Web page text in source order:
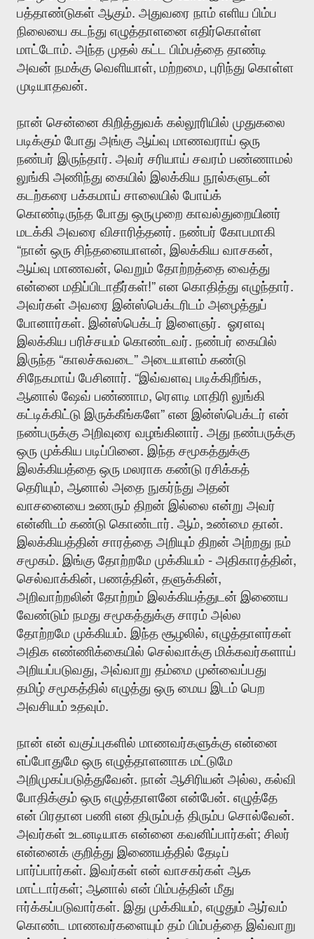
பத்தாண்டுகள் ஆகும். அதுவரை நாம் எளிய பிம்ப
நிலையை கடந்து எழுத்தாளனை எதிர்கொள்ள
மாட்டோம். அந்த முதல் கட்ட பிம்பத்தை தாண்டி
அவன் நமக்கு வெளியாள், மற்றமை, புரிந்து கொள்ள
முடியாதவன்.
நான் சென்னை கிறித்துவக் கல்லூரியில் முதுகலை
படிக்கும் போது அங்கு ஆய்வு மாணவராய் ஒரு
நண்பர் இருந்தார். அவர் சரியாய் சவரம் பண்ணாமல்
லுங்கி அணிந்து கையில் இலக்கிய நூல்களுடன்
கடற்கரை பக்கமாய் சாலையில் போய்க்
கொண்டிருந்த போது ஒருமுறை காவல்துறையினர்
மடக்கி அவரை விசாரித்தனர். நண்பர் கோபமாகி
“நான் ஒரு சிந்தனையாளன், இலக்கிய வாசகன்,
ஆய்வு மாணவன், வெறும் தோற்றத்தை வைத்து
என்னை மதிப்பிடாதீர்கள்!” என கொதித்து எழுந்தார்.
அவர்கள் அவரை இன்ஸ்பெக்டரிடம் அழைத்துப்
போனார்கள். இன்ஸ்பெக்டர் இளைஞர். ஓரளவு
இலக்கிய பரிச்சயம் கொண்டவர். நண்பர் கையில்
இருந்த “காலச்சுவடை ” அடையாளம் கண்டு
சிநேகமாய் பேசினார். “இவ்வளவு படிக்கிறீங்க,
ஆனால் ஷேவ் பண்ணாம, ரௌடி மாதிரி லுங்கி
கட்டிக்கிட்டு இருக்கீங்களே” என இன்ஸ்பெக்டர் என்
நண்பருக்கு அறிவுரை வழங்கினார். அது நண்பருக்கு
ஒரு முக்கிய படிப்பினை. இந்த சமூகத்துக்கு
இலக்கியத்தை ஒரு மலராக கண்டு ரசிக்கத்
தெரியும், ஆனால் அதை நுகர்ந்து அதன்
வாசனையை உணரும் திறன் இல்லை என்று அவர்
என்னிடம் கண்டு கொண்டார். ஆம், உண்மை தான்.
இலக்கியத்தின் சாரத்தை அறியும் திறன் அற்றது நம்
சமூகம். இங்கு தோற்றமே முக்கியம் - அதிகாரத்தின்,
செல்வாக்கின், பணத்தின், தளுக்கின்,
அறிவாற்றலின் தோற்றம் இலக்கியத்துடன் இணைய
வேண்டும் நமது சமூகத்துக்கு சாரம் அல்ல
தோற்றமே முக்கியம். இந்த சூழலில், எழுத்தாளர்கள்
அதிக எண்ணிக்கையில் செல்வாக்கு மிக்கவர்களாய்
அறியப்படுவது, அவ்வாறு தம்மை முன்வைப்பது
தமிழ் சமூகத்தில் எழுத்து ஒரு மைய இடம் பெற
அவசியம் உதவும்.
நான் என் வகுப்புகளில் மாணவர்களுக்கு என்னை
எப்போதுமே ஒரு எழுத்தாளனாக மட்டுமே
அறிமுகப்படுத்துவேன். நான் ஆசிரியன் அல்ல, கல்வி
போதிக்கும் ஒரு எழுத்தாளனே என்பேன். எழுத்தே
என் பிரதான பணி என திரும்பத் திரும்ப சொல்வேன்.
அவர்கள் உடனடியாக என்னை கவனிப்பார்கள்; சிலர்
என்னைக் குறித்து இணையத்தில் தேடிப்
பார்ப்பார்கள். இவர்கள் என் வாசகர்கள் ஆக
மாட்டார்கள்; ஆனால் என் பிம்பத்தின் மீது
ஈர்க்கப்படுவார்கள். இது முக்கியம், எழுதும் ஆர்வம்
கொண்ட
மாணவர்களையும் தம் பிம்பத்தை இவ்வாறு